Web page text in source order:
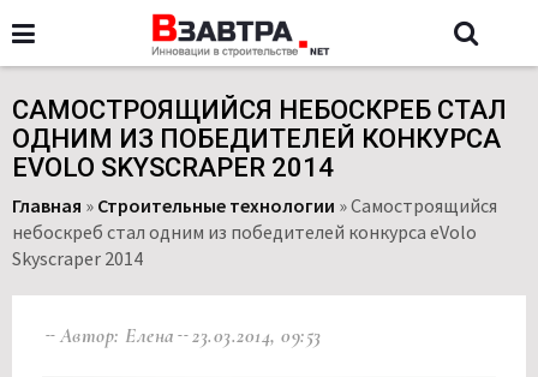
САМОСТРОЯЩИЙСЯ НЕБОСКРЕБ СТАЛ
ОДНИМ ИЗ ПОБЕДИТЕЛЕЙ КОНКУРСА
EVOLO SKYSCRAPER 2014
Главная » Строительные технологии »Самостроящийся
небоскреб стал одним из победителей конкурса eVolo
Skyscraper 2014
Автор: Елена 23.03.2014, 09:53